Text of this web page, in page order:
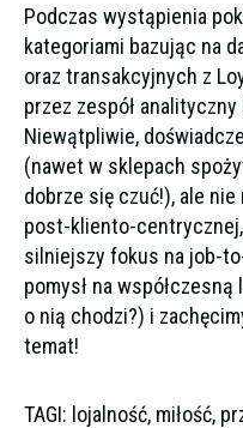
Podczas wystąpienia
kategoriami bazując na
oraz transakcyjnych z
przez zespół
Niewątpliwie,
(nawet w sklepach
dobrze się czuć!), ale
post-kliento-
silniejszy fokus na job-
pomysł na
o nią chodzi?) i
temat!
TAGI: lojalność, miłość,